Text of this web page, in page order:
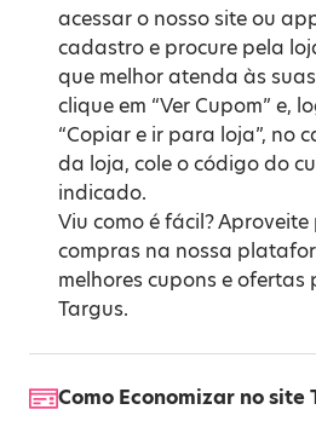
acessar o nosso site ou
cadastro e procure pela
que melhor atenda às
clique em “Ver Cupom” e,
“Copiar e ir para loja”, no
da loja, cole o código do
indicado.
Viu como é fácil?
compras na nossa
melhores cupons e
Targus.
Como Economizar no site